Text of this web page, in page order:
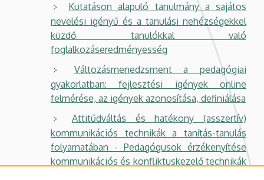
Kutatáson alapuló tanulmány a sajátos
nevelési igényű és a tanulási nehézségekkel
küzdő tanulókkal való
foglalkozáseredményesség
Változásmenedzsment a pedagógiai
gyakorlatban: fejlesztési igények online
felmérése, az igények azonosítása, definiálása
Attitűdváltás és hatékony (asszertív)
kommunikációs technikák a tanítás-tanulás
folyamatában - Pedagógusok érzékenyítése
kommunikációs és konfliktuskezelő technikák